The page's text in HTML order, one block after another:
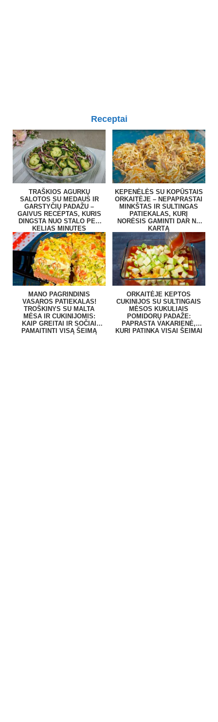
Receptai
TRAŠKIOS AGURKŲ
SALOTOS SU MEDAUS IR
GARSTYČIŲ PADAŽU –
GAIVUS RECEPTAS, KURIS
DINGSTA NUO STALO PER
KELIAS MINUTES
KEPENĖLĖS SU KOPŪSTAIS
ORKAITĖJE – NEPAPRASTAI
MINKŠTAS IR SULTINGAS
PATIEKALAS, KURĮ
NORĖSIS GAMINTI DAR NE
KARTĄ
MANO PAGRINDINIS
VASAROS PATIEKALAS!
TROŠKINYS SU MALTA
MĖSA IR CUKINIJOMIS:
KAIP GREITAI IR SOČIAI
PAMAITINTI VISĄ ŠEIMĄ
ORKAITĖJE KEPTOS
CUKINIJOS SU SULTINGAIS
MĖSOS KUKULIAIS
POMIDORŲ PADAŽE:
PAPRASTA VAKARIENĖ,
KURI PATINKA VISAI ŠEIMAI